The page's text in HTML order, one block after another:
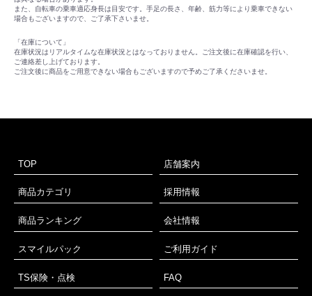
また、自転車の乗車適応身長は目安です。手足の長さ、年齢、筋力等により乗車できない
場合もございますので、ご了承下さいませ。
「在庫について」
在庫状況はリアルタイムな在庫状況とはなっておりません。ご注文後に在庫確認を行い、
ご連絡差し上げております。
ご注文後に商品をご用意できない場合もございますので予めご了承くださいませ。
TOP 店舗案内
商品カテゴリ 採用情報
商品ランキング 会社情報
スマイルパック ご利用ガイド
TS保険・点検 FAQ